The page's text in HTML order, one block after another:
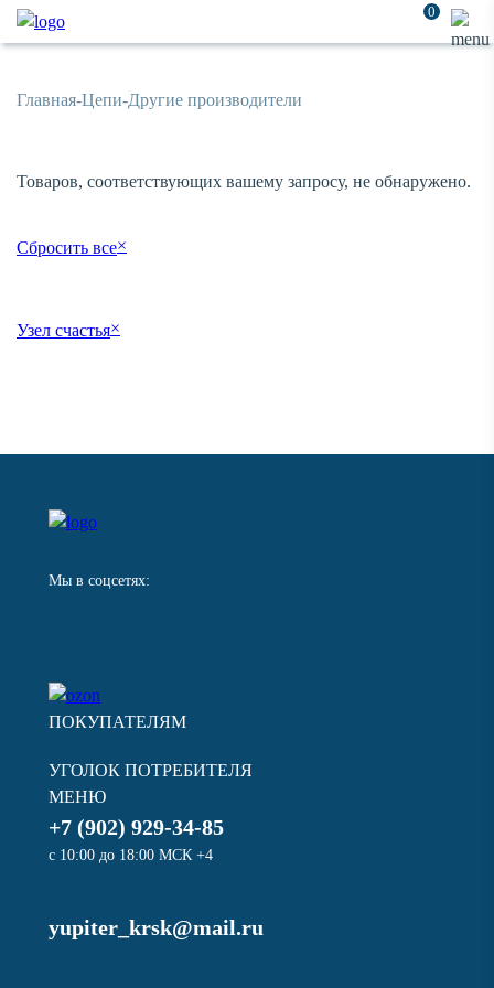
0
Главная-Цепи-Другие производители
Товаров, соответствующих вашему запросу, не обнаружено.
Сбросить все×
Узел счастья×
Мы в соцсетях:
ПОКУПАТЕЛЯМ
УГОЛОК ПОТРЕБИТЕЛЯ
МЕНЮ
+7 (902) 929-34-85
с 10:00 до 18:00 МСК +4
yupiter_krsk@mail.ru